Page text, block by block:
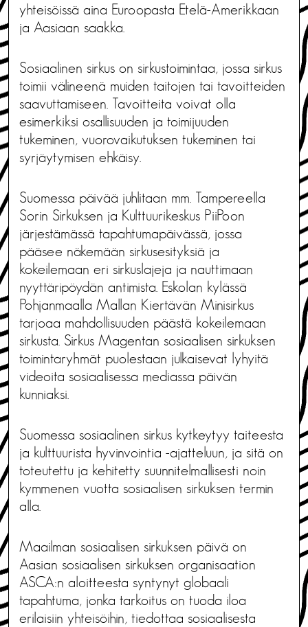
yhteisöissä aina Euroopasta Etelä-Amerikkaan
ja Aasiaan saakka.
Sosiaalinen sirkus on sirkustoimintaa, jossa sirkus
toimii välineenä muiden taitojen tai tavoitteiden
saavuttamiseen. Tavoitteita voivat olla
esimerkiksi osallisuuden ja toimijuuden
tukeminen, vuorovaikutuksen tukeminen tai
syrjäytymisen ehkäisy.
Suomessa päivää juhlitaan mm. Tampereella
Sorin Sirkuksen ja Kulttuurikeskus PiiPoon
järjestämässä tapahtumapäivässä, jossa
pääsee näkemään sirkusesityksiä ja
kokeilemaan eri sirkuslajeja ja nauttimaan
nyyttäripöydän antimista. Eskolan kylässä
Pohjanmaalla Mallan Kiertävän Minisirkus
tarjoaa mahdollisuuden päästä kokeilemaan
sirkusta. Sirkus Magentan sosiaalisen sirkuksen
toimintaryhmät puolestaan julkaisevat lyhyitä
videoita sosiaalisessa mediassa päivän
kunniaksi.
Suomessa sosiaalinen sirkus kytkeytyy taiteesta
ja kulttuurista hyvinvointia -ajatteluun, ja sitä on
toteutettu ja kehitetty suunnitelmallisesti noin
kymmenen vuotta sosiaalisen sirkuksen termin
alla.
Maailman sosiaalisen sirkuksen päivä on
Aasian sosiaalisen sirkuksen organisaation
ASCA:n aloitteesta syntynyt globaali
tapahtuma, jonka tarkoitus on tuoda iloa
erilaisiin yhteisöihin, tiedottaa sosiaalisesta